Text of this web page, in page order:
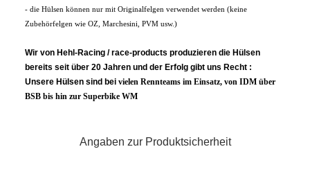
- die Hülsen können nur mit Originalfelgen verwendet werden (keine
Zubehörfelgen wie OZ, Marchesini, PVM usw.)
Wir von Hehl-Racing / race-products produzieren die Hülsen
bereits seit über 20 Jahren und der Erfolg gibt uns Recht :
Unsere Hülsen sind bei vielen Rennteams im Einsatz, von IDM über
BSB bis hin zur Superbike WM
Angaben zur Produktsicherheit